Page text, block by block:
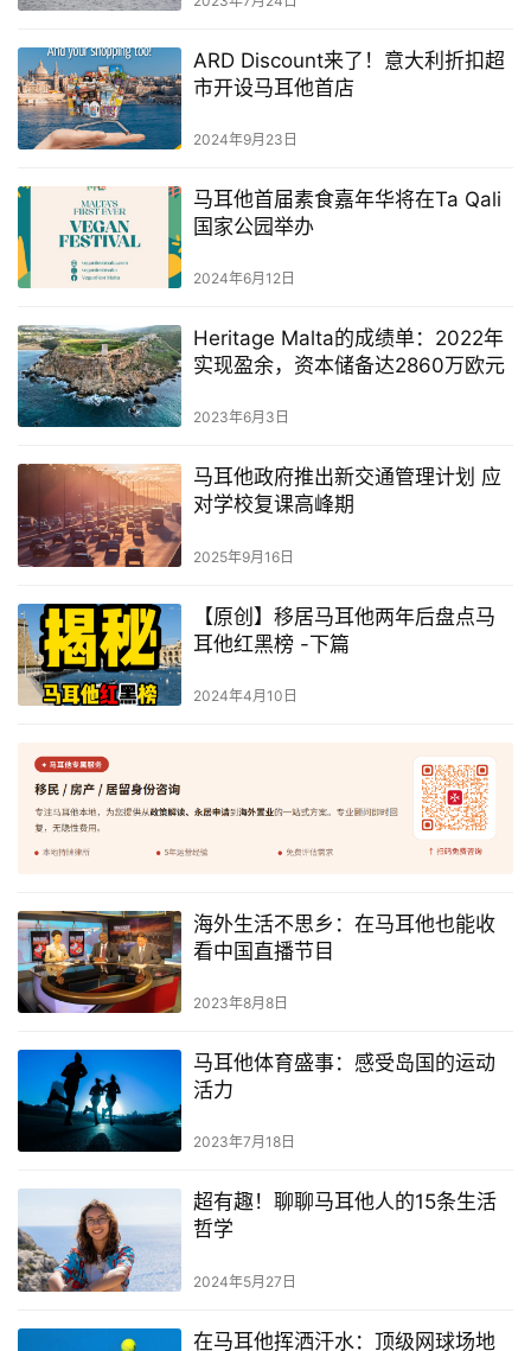
ARD Discount来了！意大利折扣超
市开设马耳他首店
2024年9月23日
马耳他首届素食嘉年华将在Ta Qali
国家公园举办
2024年6月12日
Heritage Malta的成绩单：2022年
实现盈余，资本储备达2860万欧元
2023年6月3日
马耳他政府推出新交通管理计划 应
对学校复课高峰期
2025年9月16日
【原创】移居马耳他两年后盘点马
耳他红黑榜 -下篇
2024年4月10日
海外生活不思乡：在马耳他也能收
看中国直播节目
2023年8月8日
马耳他体育盛事：感受岛国的运动
活力
2023年7月18日
超有趣！聊聊马耳他人的15条生活
哲学
2024年5月27日
在马耳他挥洒汗水：顶级网球场地